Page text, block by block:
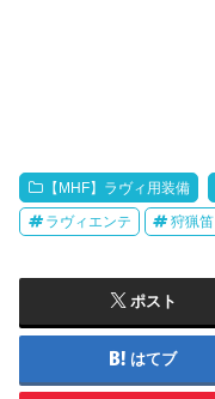
【MHF】ラヴィ用装備
ラヴィエンテ 狩猟笛
ポスト
はてブ